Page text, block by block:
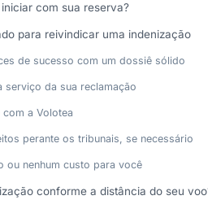
com sua reserva?
para reivindicar uma indenização
de sucesso com um dossiê sólido
serviço da sua reclamação
a Volotea
perante os tribunais, se necessário
ou nenhum custo para você
conforme a distância do seu